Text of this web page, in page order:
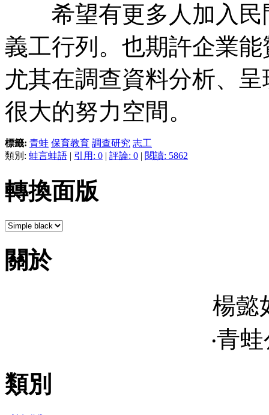
希望有更多人加入民
義工行列。也期許企業
尤其在調查資料分析、
很大的努力空間。
標籤: 青蛙 保育教育 調查研究 志工
類別: 蛙言蛙語 | 引用: 0 | 評論: 0 | 閱讀: 5862
轉換面版
關於
楊懿
‧青
類別